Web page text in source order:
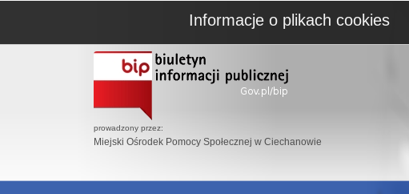
prowadzony przez:
Miejski Ośrodek Pomocy Społecznej w Ciechanowie
Informacje o plikach cookies